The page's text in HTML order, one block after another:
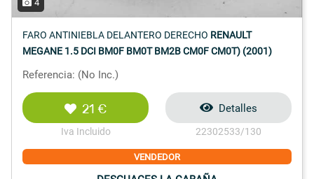
4
FARO ANTINIEBLA DELANTERO DERECHO RENAULT
MEGANE 1.5 DCI BM0F BM0T BM2B CM0F CM0T) (2001)
Referencia: (No Inc.)
21 €
Iva Incluido
Detalles
22302533/130
VENDEDOR